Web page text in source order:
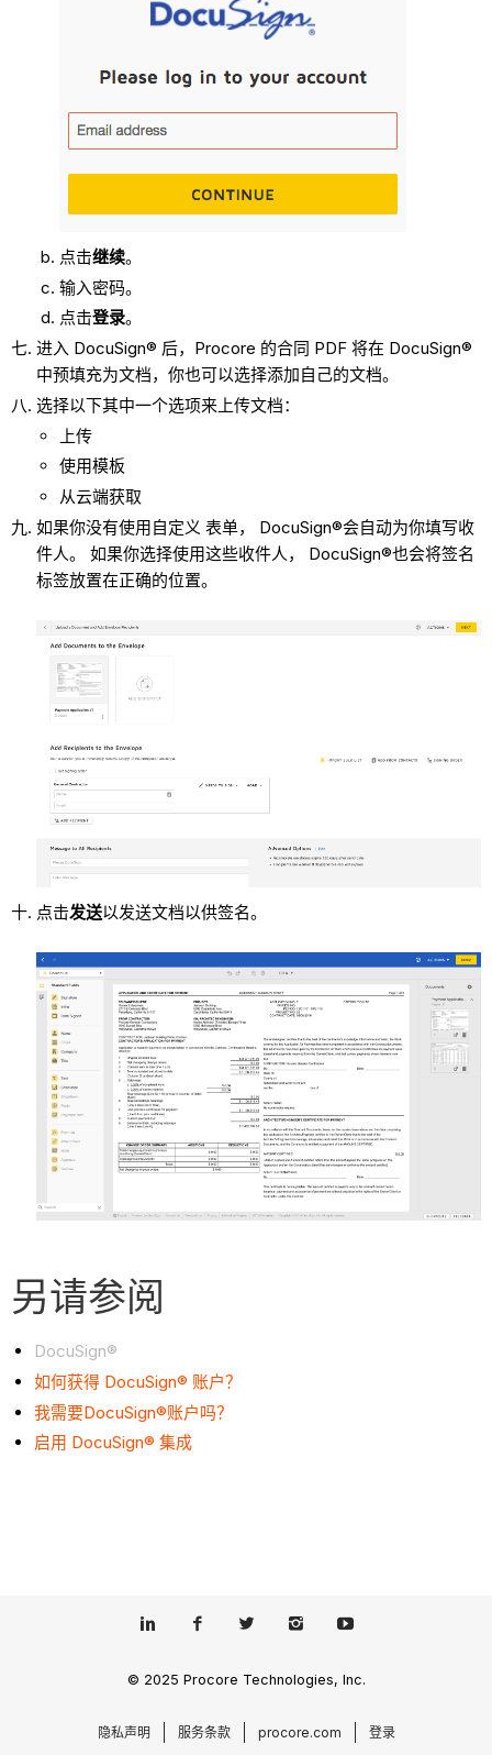
点击继续。
输入密码。
点击登录。
进入 DocuSign® 后，Procore 的合同 PDF 将在 DocuSign®
中预填充为文档，你也可以选择添加自己的文档。
选择以下其中一个选项来上传文档：
上传
使用模板
从云端获取
如果你没有使用自定义 表单， DocuSign®会自动为你填写收
件人。 如果你选择使用这些收件人， DocuSign®也会将签名
标签放置在正确的位置。
点击发送以发送文档以供签名。
另请参阅
DocuSign®
如何获得 DocuSign® 账户？
我需要DocuSign®账户吗？
启用 DocuSign® 集成
© 2025 Procore Technologies, Inc.
隐私声明 服务条款 procore.com 登录